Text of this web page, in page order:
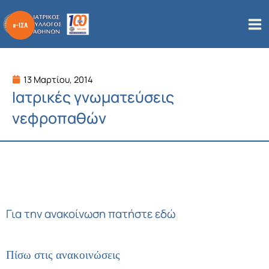
στο
περιεχόμενο
13 Μαρτίου, 2014
Ιατρικές γνωματεύσεις
νεφροπαθών
Για την ανακοίνωση πατήστε εδώ
Πίσω στις ανακοινώσεις